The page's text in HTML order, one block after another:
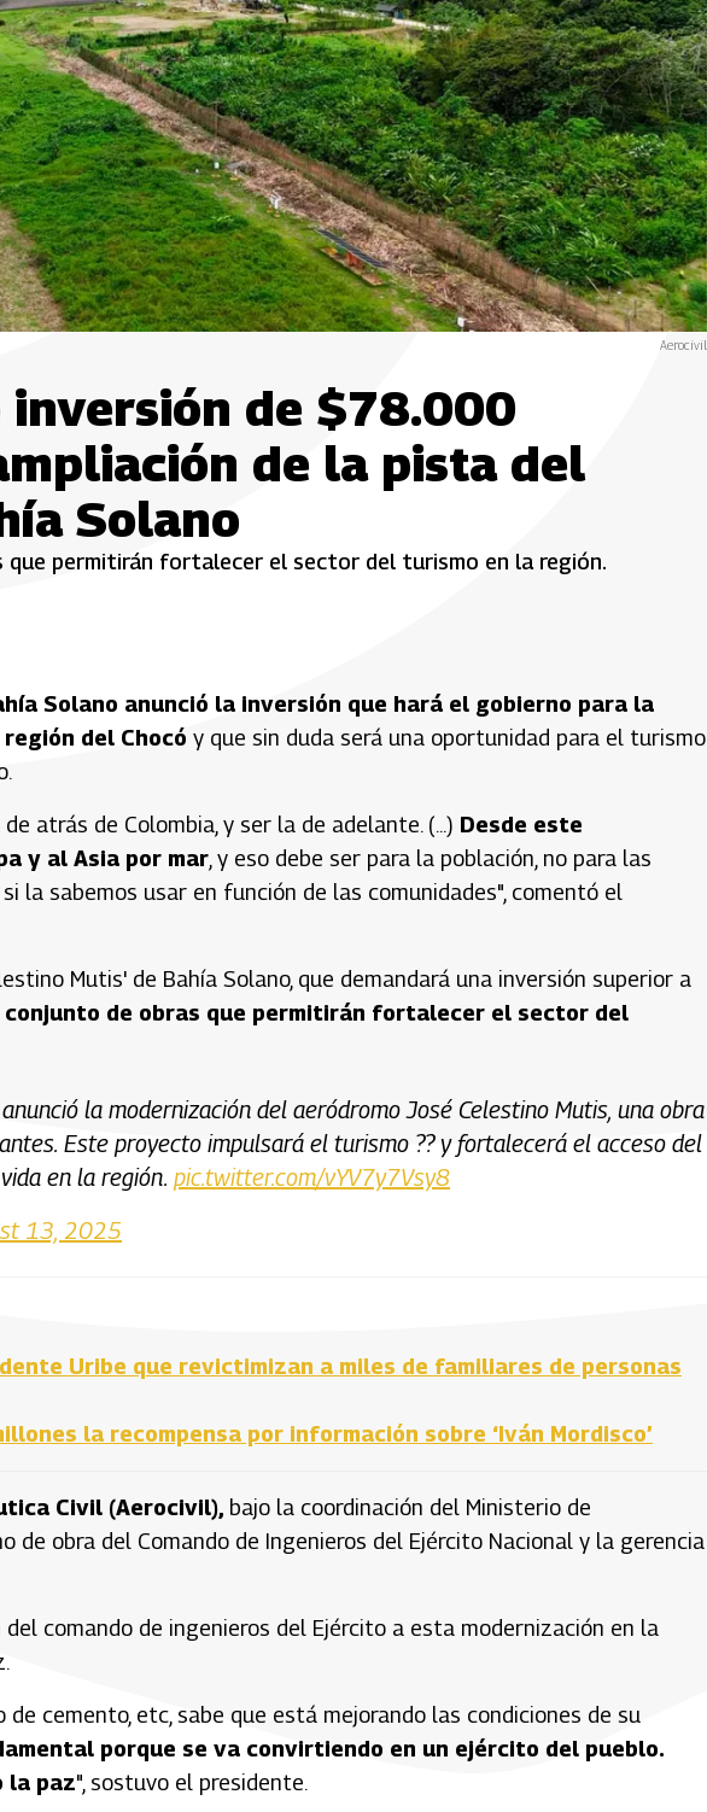
Aerocivil
inversión de $78.000
de la pista del
Solano
que permitirán fortalecer el sector del turismo en la región.​​​
Solano anunció la inversión que hará el gobierno para la
del Chocó y que sin duda será una oportunidad para el turismo
atrás de Colombia, y ser la de adelante. (...) Desde este
y al Asia por mar , y eso debe ser para la población, no para las
la sabemos usar en función de las comunidades", comentó el
Mutis' de Bahía Solano, que demandará una inversión superior a
conjunto de obras que permitirán fortalecer el sector del
la modernización del aeródromo José Celestino Mutis, una obra
Este proyecto impulsará el turismo ?? y fortalecerá el acceso del
en la región. pic.twitter.com/vYV7y7Vsy8
13, 2025
Uribe que revictimizan a miles de familiares de personas
la recompensa por información sobre ‘Iván Mordisco’
Civil (Aerocivil), bajo la coordinación del Ministerio de
de obra del Comando de Ingenieros del Ejército Nacional y la gerencia
comando de ingenieros del Ejército a esta modernización en la
cemento, etc, sabe que está mejorando las condiciones de su
porque se va convirtiendo en un ejército del pueblo.
la paz", sostuvo el presidente.